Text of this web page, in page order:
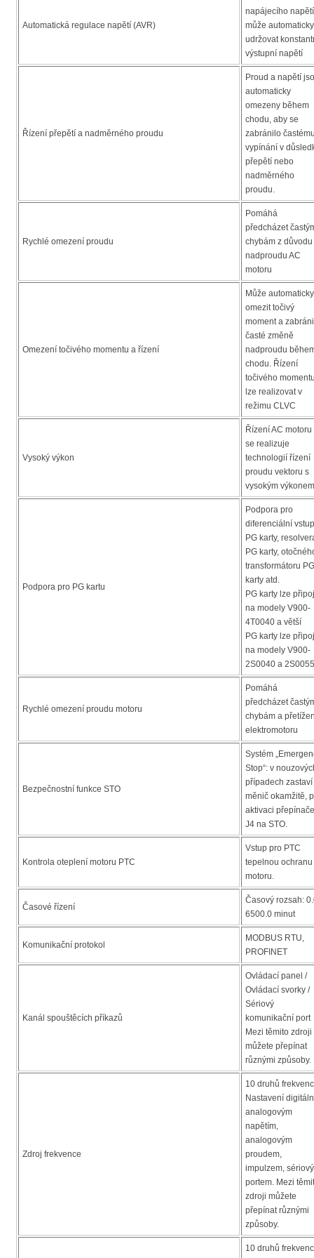
Automatická regulace napětí (AVR)
napájecího napětí
může automaticky
udržovat
výstupní napětí
Řízení přepětí a nadměrného proudu
Proud a napětí
automaticky
omezeny během
chodu, aby se
zabránilo
vypínání v
přepětí nebo
nadměrného
proudu.
Rychlé omezení proudu
Pomáhá
předcházet
chybám z důvodu
nadproudu AC
motoru
Omezení točivého momentu a řízení
Může automaticky
omezit točivý
moment a
časté změně
nadproudu
chodu. Řízení
točivého
lze realizovat v
režimu CLVC
Vysoký výkon
Řízení AC motoru
se realizuje
technologií řízení
proudu vektoru s
vysokým výkonem
Podpora pro PG kartu
Podpora pro
diferenciální vstup
PG karty,
PG karty,
transformátoru PG
karty atd.
PG karty lze
na modely V900-
4T0040 a větší
PG karty lze
na modely V900-
2S0040 a 2S0055
Rychlé omezení proudu motoru
Pomáhá
předcházet
chybám a
elektromotoru
Bezpečnostní funkce STO
Systém
Stop“: v
případech zastaví
měnič okamžitě,
aktivaci přepínače
J4 na STO.
Kontrola oteplení motoru PTC
Vstup pro PTC
tepelnou ochranu
motoru.
Časové řízení
Časový rozsah:
6500.0 minut
Komunikační protokol
MODBUS RTU,
PROFINET
Kanál spouštěcích příkazů
Ovládací panel /
Ovládací svorky /
Sériový
komunikační port
Mezi těmito zdroji
můžete přepínat
různými způsoby.
Zdroj frekvence
10 druhů
Nastavení
analogovým
napětím,
analogovým
proudem,
impulzem,
portem. Mezi
zdroji můžete
přepínat různými
způsoby.
10 druhů